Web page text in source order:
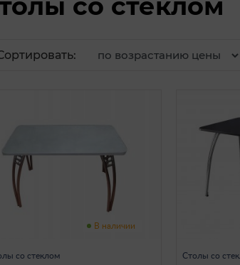
В наличии
со стеклом
Столы со